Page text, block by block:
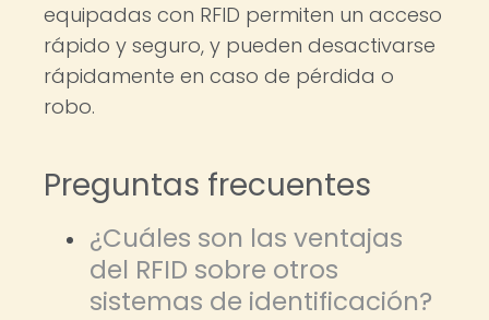
equipadas con RFID permiten un acceso
rápido y seguro, y pueden desactivarse
rápidamente en caso de pérdida o
robo.
Preguntas frecuentes
¿Cuáles son las ventajas
del RFID sobre otros
sistemas de identificación?